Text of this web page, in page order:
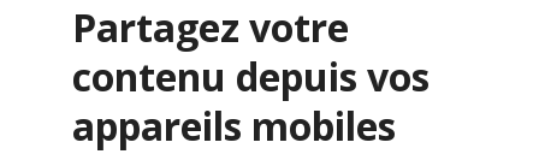
Partagez votre
contenu depuis vos
appareils mobiles